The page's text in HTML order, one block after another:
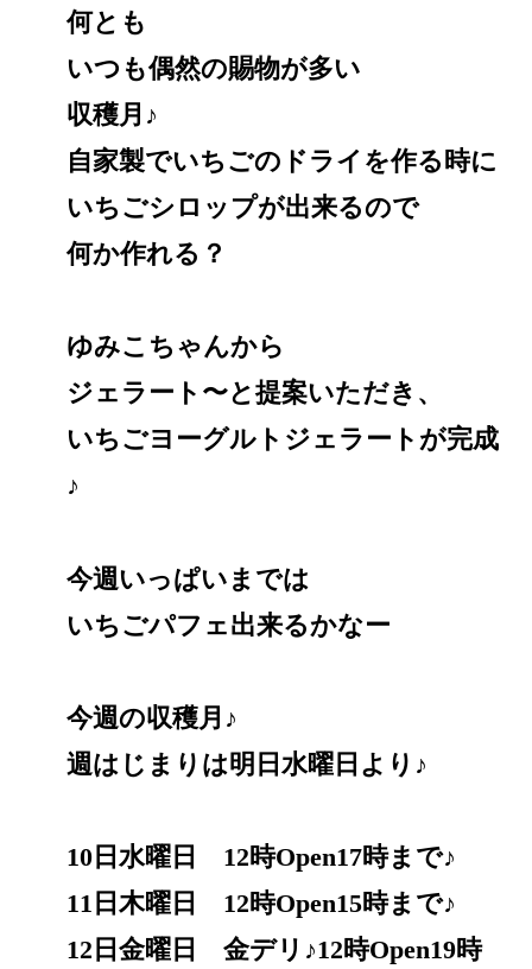
何とも
いつも偶然の賜物が多い
収穫月♪
自家製でいちごのドライを作る時に
いちごシロップが出来るので
何か作れる？
ゆみこちゃんから
ジェラート〜と提案いただき、
いちごヨーグルトジェラートが完成
♪
今週いっぱいまでは
いちごパフェ出来るかなー
今週の収穫月♪
週はじまりは明日水曜日より♪
10日水曜日 12時Open17時まで♪
11日木曜日 12時Open15時まで♪
12日金曜日 金デリ♪12時Open19時